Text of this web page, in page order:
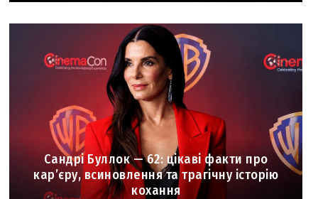
Сандрі Буллок — 62: цікаві факти про
кар’єру, всиновлення та трагічну історію
кохання